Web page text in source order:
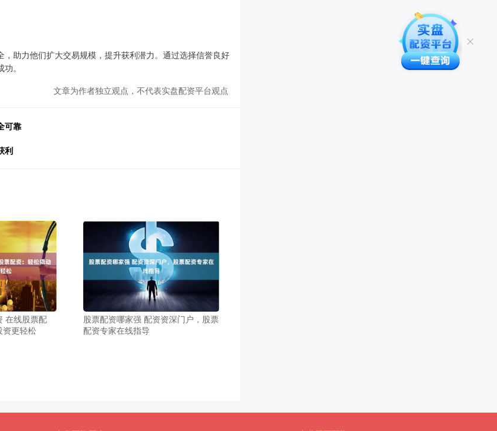
助力他们扩大交易规模，提升获利潜力。通过选择信誉良好
。
文章为作者独立观点，不代表实盘配资平台观点
可靠
利
在线股票配
资更轻松
股票配资哪家强 配资资深门户，股票
配资专家在线指导